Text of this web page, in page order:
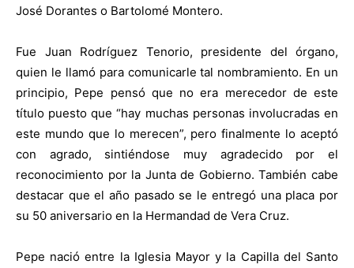
José Dorantes o Bartolomé Montero.
Fue Juan Rodríguez Tenorio, presidente del órgano,
quien le llamó para comunicarle tal nombramiento. En un
principio, Pepe pensó que no era merecedor de este
título puesto que “hay muchas personas involucradas en
este mundo que lo merecen”, pero finalmente lo aceptó
con agrado, sintiéndose muy agradecido por el
reconocimiento por la Junta de Gobierno. También cabe
destacar que el año pasado se le entregó una placa por
su 50 aniversario en la Hermandad de Vera Cruz.
Pepe nació entre la Iglesia Mayor y la Capilla del Santo